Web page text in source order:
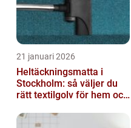
21 januari 2026
Heltäckningsmatta i
Stockholm: så väljer du
rätt textilgolv för hem och